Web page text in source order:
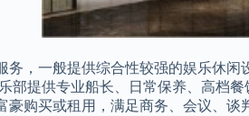
，一般提供综合性较强的娱乐休
部提供专业船长、日常保养、高档
购买或租用，满足商务、会议、